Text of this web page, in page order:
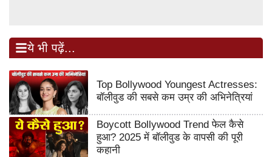
ये भी पढ़ें...
Top Bollywood Youngest Actresses:
बॉलीवुड की सबसे कम उम्र की अभिनेत्रियां
Boycott Bollywood Trend फेल कैसे
हुआ? 2025 में बॉलीवुड के वापसी की पूरी
कहानी